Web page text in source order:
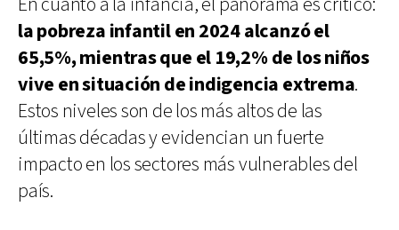
la pobreza infantil en 2024 alcanzó el
65,5%, mientras que el 19,2% de los niños
vive en situación de indigencia extrema.
Estos niveles son de los más altos de las
últimas décadas y evidencian un fuerte
impacto en los sectores más vulnerables del
país.